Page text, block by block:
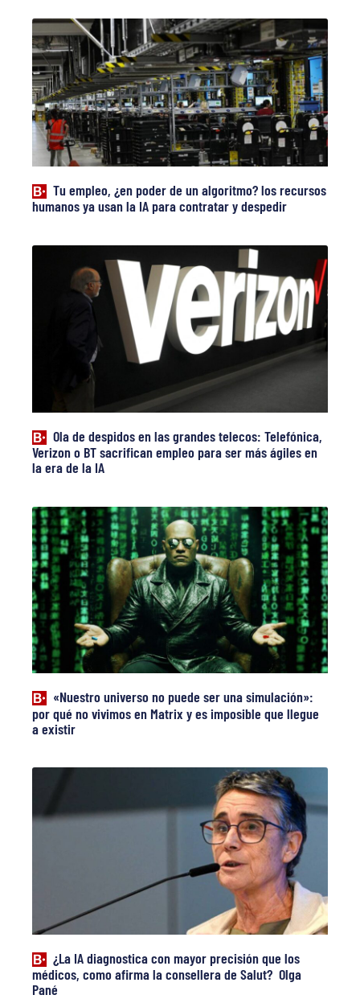
Tu empleo, ¿en poder de un algoritmo? los recursos
humanos ya usan la IA para contratar y despedir
Ola de despidos en las grandes telecos: Telefónica,
Verizon o BT sacrifican empleo para ser más ágiles en
la era de la IA
«Nuestro universo no puede ser una simulación»:
por qué no vivimos en Matrix y es imposible que llegue
a existir
¿La IA diagnostica con mayor precisión que los
médicos, como afirma la consellera de Salut? Olga
Pané